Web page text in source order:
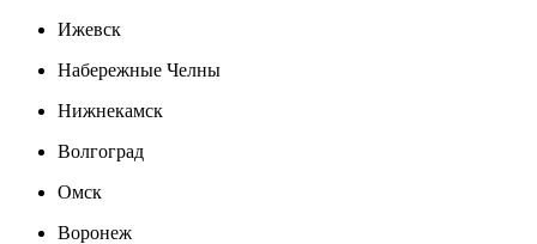
Ижевск
Набережные Челны
Нижнекамск
Волгоград
Омск
Воронеж